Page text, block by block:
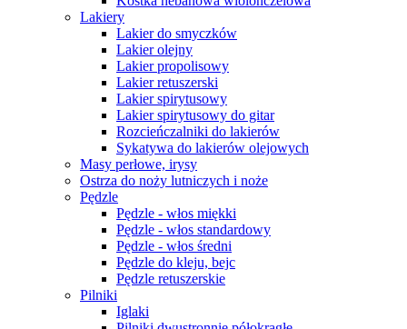
Lakiery
Lakier do smyczków
Lakier olejny
Lakier propolisowy
Lakier retuszerski
Lakier spirytusowy
Lakier spirytusowy do gitar
Rozcieńczalniki do lakierów
Sykatywa do lakierów olejowych
Masy perłowe, irysy
Ostrza do noży lutniczych i noże
Pędzle
Pędzle - włos miękki
Pędzle - włos standardowy
Pędzle - włos średni
Pędzle do kleju, bejc
Pędzle retuszerskie
Pilniki
Iglaki